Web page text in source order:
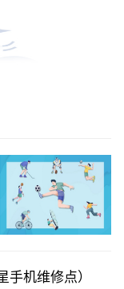
手机维修点）